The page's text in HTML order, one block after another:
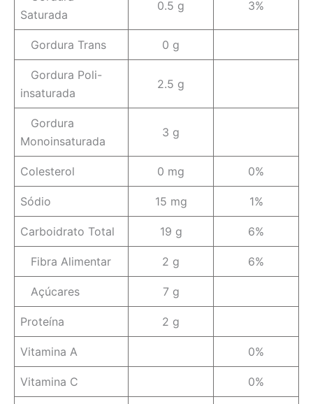
Saturada
0.5 g 3%
Gordura Trans 0 g
Gordura Poli-
insaturada
2.5 g
Gordura
Monoinsaturada
3 g
Colesterol 0 mg 0%
Sódio 15 mg 1%
Carboidrato Total 19 g 6%
Fibra Alimentar 2 g 6%
Açúcares 7 g
Proteína 2 g
Vitamina A 0%
Vitamina C 0%